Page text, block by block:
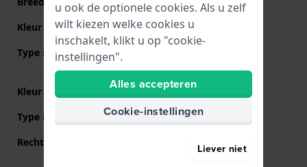
Kleur Band
Zilver
Type sluiting
Kleur sluiting
Zilver
Type Bevestiging
Bandpennen
Rechte aanzet
u ook de optionele cookies. Als u zelf
wilt kiezen welke cookies u
inschakelt, klikt u op "cookie-
instellingen".
Alles accepteren
Cookie-instellingen
Liever niet